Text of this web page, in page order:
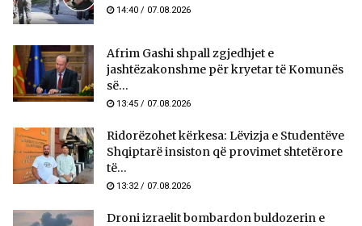
14:40 / 07.08.2026
Afrim Gashi shpall zgjedhjet e
jashtëzakonshme për kryetar të Komunës
së...
13:45 / 07.08.2026
Ridorëzohet kërkesa: Lëvizja e Studentëve
Shqiptarë insiston që provimet shtetërore
të...
13:32 / 07.08.2026
Droni izraelit bombardon buldozerin e